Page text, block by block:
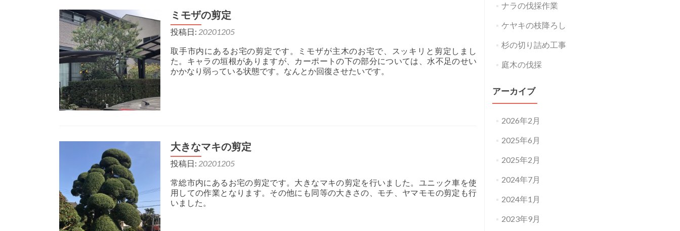
ミモザの剪定
投稿日: 20201205
取手市内にあるお宅の剪定です。ミモザが主木のお宅で、スッキリと剪定しまし
た。キャラの垣根がありますが、カーポートの下の部分については、水不足のせい
かかなり弱っている状態です。なんとか回復させたいです。
大きなマキの剪定
投稿日: 20201205
常総市内にあるお宅の剪定です。大きなマキの剪定を行いました。ユニック車を使
用しての作業となります。その他にも同等の大きさの、モチ、ヤマモモの剪定も行
いました。
ナラの伐採作業
ケヤキの枝降ろし
杉の切り詰め工事
庭木の伐採
アーカイブ
2026年2月
2025年6月
2025年2月
2024年7月
2024年1月
2023年9月